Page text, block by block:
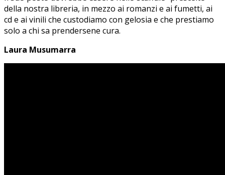
della nostra libreria, in mezzo ai romanzi e ai fumetti, ai
cd e ai vinili che custodiamo con gelosia e che prestiamo
solo a chi sa prendersene cura.
Laura Musumarra